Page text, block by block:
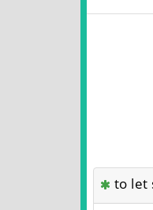
to let